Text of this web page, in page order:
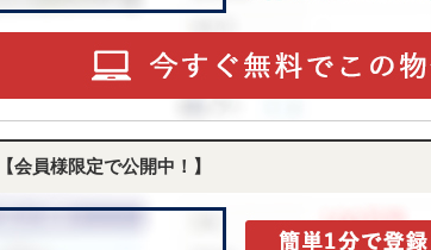
【会員様限定で公開中！】